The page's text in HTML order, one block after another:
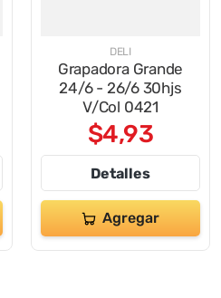
DELI
Grapadora Grande
24/6 - 26/6 30hjs
V/Col 0421
$4,93
Detalles
Agregar